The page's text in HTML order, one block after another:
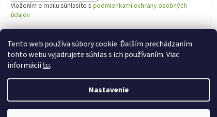
Tento web používa súbory cookie. Ďalším prechádzaním
tohto webu vyjadrujete súhlas s ich používaním. Viac
informáciítu.
Nastavenie
Vložením e-mailu súhlasíte s podmienkami ochrany osobných
údajov
Vytvoril Shoptet
Copyright 2026Zabal.sk. Všetky práva vyhradené.